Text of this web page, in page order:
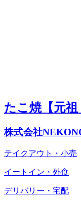
たこ焼【元祖
株式会社
テイクアウト・小売
イートイン・外食
デリバリー・宅配